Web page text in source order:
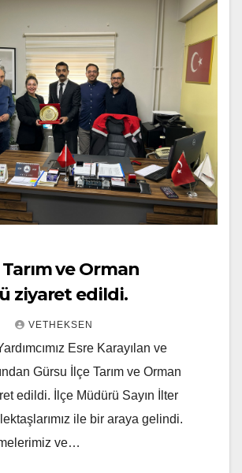
ve Orman
ziyaret edildi.
VETHEKSEN
Esre Karayılan ve
Gürsu İlçe Tarım ve Orman
edildi. İlçe Müdürü Sayın İlter
ile bir araya gelindi.
ve…